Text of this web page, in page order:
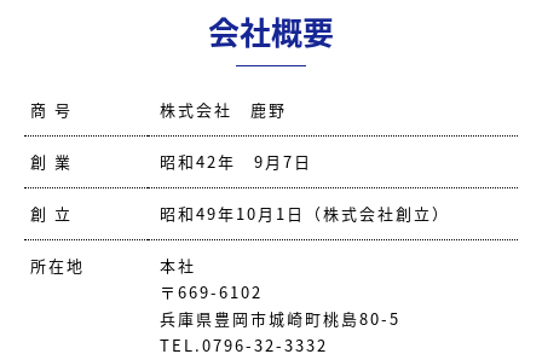
会社概要
商 号 株式会社 鹿野
創 業 昭和42年 9月7日
創 立 昭和49年10月1日（株式会社創立）
所在地
本社
〒669-6102
兵庫県豊岡市城崎町桃島80-5
TEL.0796-32-3332